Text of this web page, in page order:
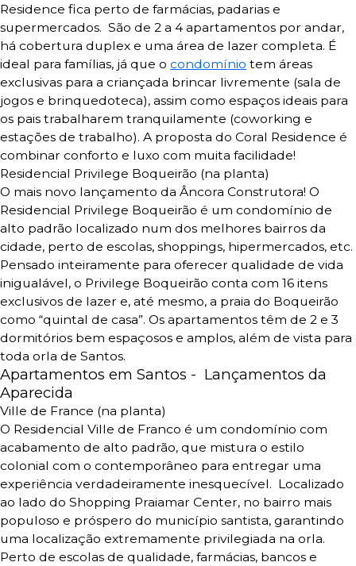
Residence fica perto de farmácias, padarias e
supermercados. São de 2 a 4 apartamentos por andar,
há cobertura duplex e uma área de lazer completa. É
ideal para famílias, já que o condomínio tem áreas
exclusivas para a criançada brincar livremente (sala de
jogos e brinquedoteca), assim como espaços ideais para
os pais trabalharem tranquilamente (coworking e
estações de trabalho). A proposta do Coral Residence é
combinar conforto e luxo com muita facilidade!
Residencial Privilege Boqueirão (na planta)
O mais novo lançamento da Âncora Construtora! O
Residencial Privilege Boqueirão é um condomínio de
alto padrão localizado num dos melhores bairros da
cidade, perto de escolas, shoppings, hipermercados, etc.
Pensado inteiramente para oferecer qualidade de vida
inigualável, o Privilege Boqueirão conta com 16 itens
exclusivos de lazer e, até mesmo, a praia do Boqueirão
como “quintal de casa”. Os apartamentos têm de 2 e 3
dormitórios bem espaçosos e amplos, além de vista para
toda orla de Santos.
Apartamentos em Santos - Lançamentos da
Aparecida
Ville de France (na planta)
O Residencial Ville de Franco é um condomínio com
acabamento de alto padrão, que mistura o estilo
colonial com o contemporâneo para entregar uma
experiência verdadeiramente inesquecível. Localizado
ao lado do Shopping Praiamar Center, no bairro mais
populoso e próspero do município santista, garantindo
uma localização extremamente privilegiada na orla.
Perto de escolas de qualidade, farmácias, bancos e